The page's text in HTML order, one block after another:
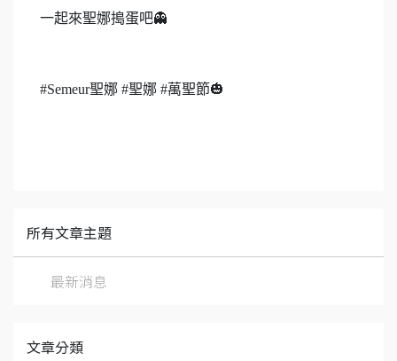
一起來聖娜搗蛋吧👻
#Semeur聖娜 #聖娜 #萬聖節🎃
所有文章主題
最新消息
文章分類